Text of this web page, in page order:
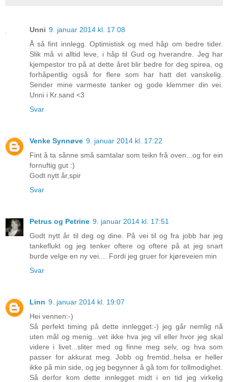
Unni 9. januar 2014 kl. 17:08
Å så fint innlegg. Optimistisk og med håp om bedre tider.
Slik må vi alltid leve, i håp til Gud og hverandre. Jeg har
kjempestor tro på at dette året blir bedre for deg spirea, og
forhåpentlig også for flere som har hatt det vanskelig.
Sender mine varmeste tanker og gode klemmer din vei.
Unni i Kr.sand <3
Svar
Venke Synnøve 9. januar 2014 kl. 17:22
Fint å ta sånne små samtalar som teikn frå oven...og for ein
fornuftig gut :)
Godt nytt år,spir
Svar
Petrus og Petrine 9. januar 2014 kl. 17:51
Godt nytt år til deg og dine. På vei til og fra jobb har jeg
tankeflukt og jeg tenker oftere og oftere på at jeg snart
burde velge en ny vei.... Fordi jeg gruer for kjøreveien min
Svar
Linn 9. januar 2014 kl. 19:07
Hei vennen:-)
Så perfekt timing på dette innlegget:-) jeg går nemlig nå
uten mål og menig...vet ikke hva jeg vil eller hvor jeg skal
videre i livet...sliter med og finne meg selv, og hva som
passer for akkurat meg. Jobb og fremtid..helsa er heller
ikke på min side, og jeg begynner å gå tom for tollmodighet.
Så derfor kom dette innlegget midt i en tid jeg virkelig